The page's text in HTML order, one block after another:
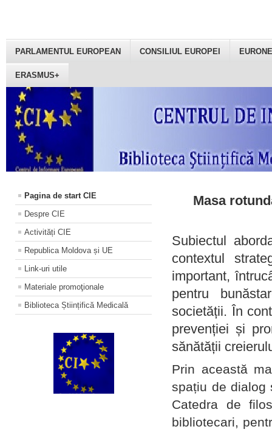
PARLAMENTUL EUROPEAN CONSILIUL EUROPEI
ERASMUS+
Pagina de start CIE
Despre CIE
Activități CIE
Republica Moldova și UE
Link-uri utile
Materiale promoţionale
Biblioteca Științifică Medicală
Masa
Subiectul
contextul
important,
pentru
societății. În
prevenției și
sănătății
Prin această
spațiu de dialog
Catedra de
bibliotecari,